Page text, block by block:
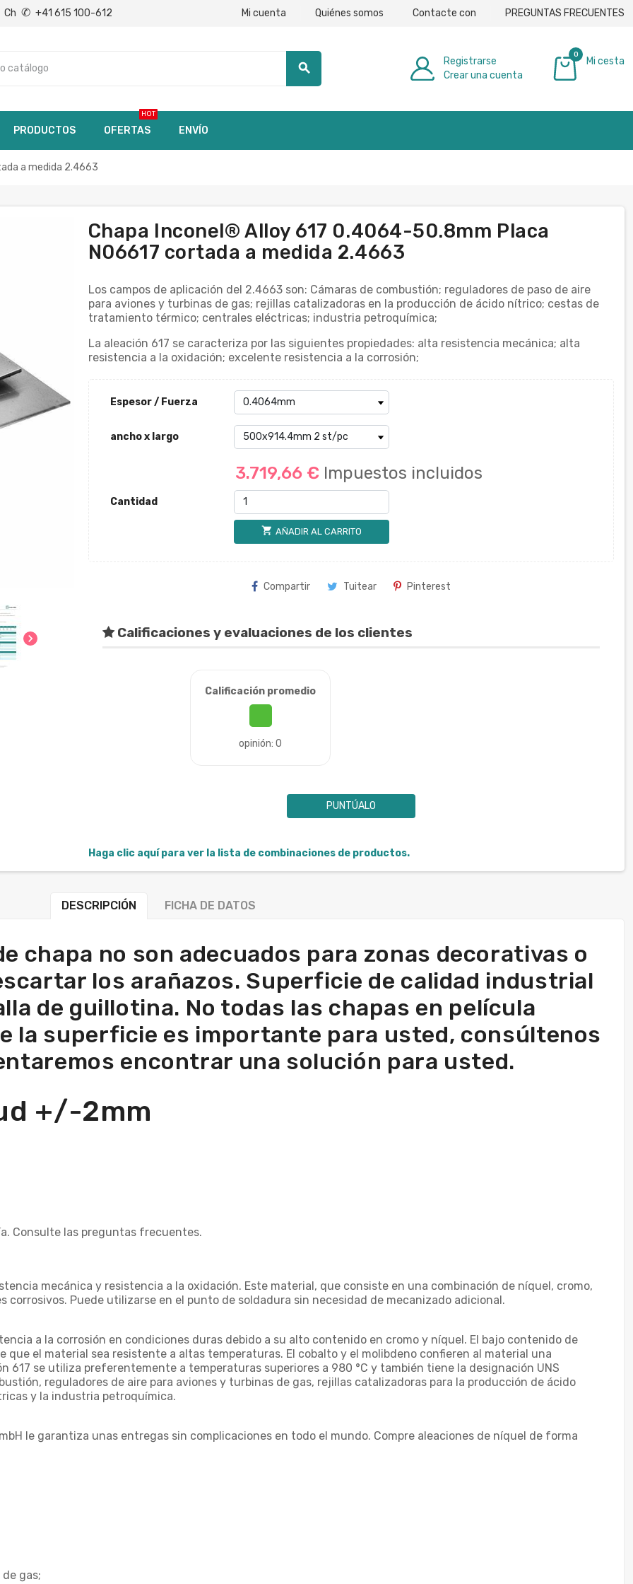
Ch ✆ +41 615 100-612 Mi cuenta Quiénes somos Contacte con PREGUNTAS FRECUENTES
search
Registrarse
Crear una cuenta
0
Mi cesta
PRODUCTOS OFERTAS
HOT
ENVÍO
a medida 2.4663
chevron_right
Chapa Inconel® Alloy 617 0.4064-50.8mm Placa
N06617 cortada a medida 2.4663
Los campos de aplicación del 2.4663 son: Cámaras de combustión; reguladores de paso de aire
para aviones y turbinas de gas; rejillas catalizadoras en la producción de ácido nítrico; cestas de
tratamiento térmico; centrales eléctricas; industria petroquímica;
La aleación 617 se caracteriza por las siguientes propiedades: alta resistencia mecánica; alta
resistencia a la oxidación; excelente resistencia a la corrosión;
Espesor / Fuerza
ancho x largo
3.719,66 € Impuestos incluidos
Cantidad
shopping_cart AÑADIR AL CARRITO
Compartir Tuitear Pinterest
Calificaciones y evaluaciones de los clientes
Calificación promedio
opinión: 0
PUNTÚALO
Haga clic aquí para ver la lista de combinaciones de productos.
DESCRIPCIÓN FICHA DE DATOS
chapa no son adecuados para zonas decorativas o
los arañazos. Superficie de calidad industrial
de guillotina. No todas las chapas en película
la superficie es importante para usted, consúltenos
encontrar una solución para usted.
+/-2mm
Consulte las preguntas frecuentes.
mecánica y resistencia a la oxidación. Este material, que consiste en una combinación de níquel, cromo,
corrosivos. Puede utilizarse en el punto de soldadura sin necesidad de mecanizado adicional.
a la corrosión en condiciones duras debido a su alto contenido en cromo y níquel. El bajo contenido de
que el material sea resistente a altas temperaturas. El cobalto y el molibdeno confieren al material una
617 se utiliza preferentemente a temperaturas superiores a 980 °C y también tiene la designación UNS
reguladores de aire para aviones y turbinas de gas, rejillas catalizadoras para la producción de ácido
y la industria petroquímica.
le garantiza unas entregas sin complicaciones en todo el mundo. Compre aleaciones de níquel de forma
gas;